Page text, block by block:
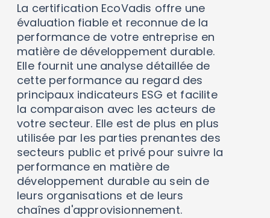
La certification EcoVadis offre une
évaluation fiable et reconnue de la
performance de votre entreprise en
matière de développement durable.
Elle fournit une analyse détaillée de
cette performance au regard des
principaux indicateurs ESG et facilite
la comparaison avec les acteurs de
votre secteur. Elle est de plus en plus
utilisée par les parties prenantes des
secteurs public et privé pour suivre la
performance en matière de
développement durable au sein de
leurs organisations et de leurs
chaînes d'approvisionnement.